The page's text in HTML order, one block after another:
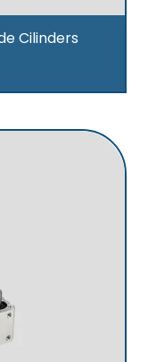
Cilinders